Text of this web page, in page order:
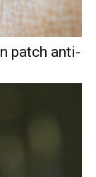
patch anti-